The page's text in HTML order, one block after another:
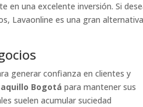
en una excelente inversión. Si
Lavaonline es una gran
generar confianza en clientes y
Bogotá para mantener sus
suelen acumular suciedad